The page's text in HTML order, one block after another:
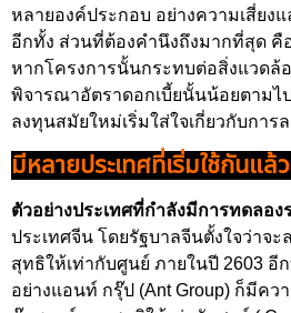
หลายองค์ประกอบ อย่างความเสี่ยง
อีกทั้ง ส่วนที่ต้องคำนึงถึงมากที่สุด คื
หากโครงการนั้นกระทบต่อสิ่งแวดล้
พิจารณาอัตราดอกเบี้ยนั้นน้อยตามไ
ลงทุนสมัยใหม่เริ่มใส่ใจเกี่ยวกับการ
มีหลายประเทศที่เริ่มใช้กันแล้ว
ตัวอย่างประเทศที่กำลังมีการทดลอ
ประเทศจีน โดยรัฐบาลจีนตั้งใจว่าจ
สุทธิให้เท่ากับศูนย์ ภายในปี 2603
อย่างแอนท์ กรุ๊ป (Ant Group) ก็มีคว